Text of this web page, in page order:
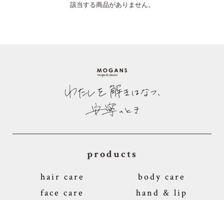
該当する商品がありません。
products
hair care
body care
face care
hand & lip